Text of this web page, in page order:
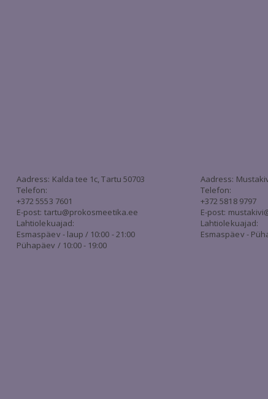
Aadress: Kalda tee 1c, Tartu 50703
Telefon:
+372 5553 7601
E-post: tartu@prokosmeetika.ee
Lahtiolekuajad:
Esmaspäev - laup / 10:00 - 21:00
Pühapäev / 10:00 - 19:00
Aadress:
Telefon:
+372 5818 9797
E-post:
Lahtiolekuajad:
Esmaspäev -